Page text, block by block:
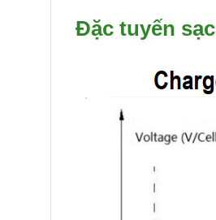
Đặc tuyến sạc